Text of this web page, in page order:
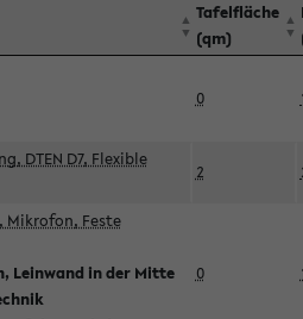
Tafelfläche
(qm)
0
DTEN D7, Flexible
2
Feste
Leinwand in der Mitte
0